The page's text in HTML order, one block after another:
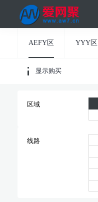
AEFY区 YYY区
显示购买
区域
线路